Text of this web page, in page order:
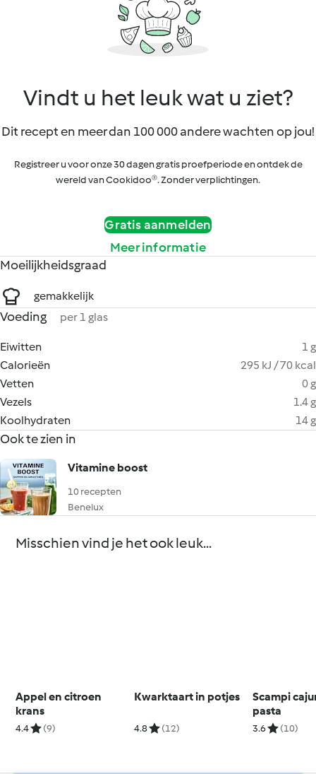
Vindt u het leuk wat u ziet?
Dit recept en meer dan 100 000 andere wachten op jou!
Registreer u voor onze 30 dagen gratis proefperiode en ontdek de
wereld van Cookidoo®. Zonder verplichtingen.
Gratis aanmelden
Meer informatie
Moeilijkheidsgraad
gemakkelijk
Voeding per 1 glas
Eiwitten
1 g
Calorieën
295 kJ / 70 kcal
Vetten
0 g
Vezels
1.4 g
Koolhydraten
14 g
Ook te zien in
Vitamine boost
10 recepten
Benelux
Misschien vind je het ook leuk...
Appel en citroen
krans
4.4 (9)
Kwarktaart in potjes
4.8 (12)
Scampi
pasta
3.6 (10)